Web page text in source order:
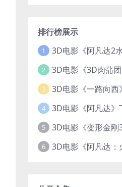
排行榜展示
1
2
3
4
5
6